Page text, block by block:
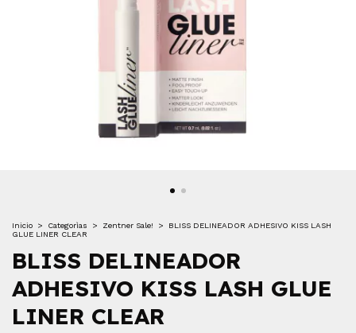
Inicio > Categorìas > Zentner Sale! >
BLISS DELINEADOR ADHESIVO KISS LASH
GLUE LINER CLEAR
BLISS DELINEADOR
ADHESIVO KISS LASH GLUE
LINER CLEAR